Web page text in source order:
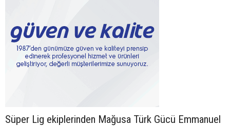
Süper Lig ekiplerinden Mağusa Türk Gücü Emmanuel